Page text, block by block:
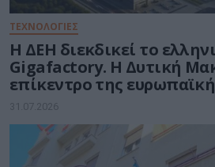
ΤΕΧΝΟΛΟΓΙΕΣ
Η ΔΕΗ διεκδικεί το
Gigafactory. Η Δυτική
επίκεντρο της
δισ. ευρώ για την
31.07.2026